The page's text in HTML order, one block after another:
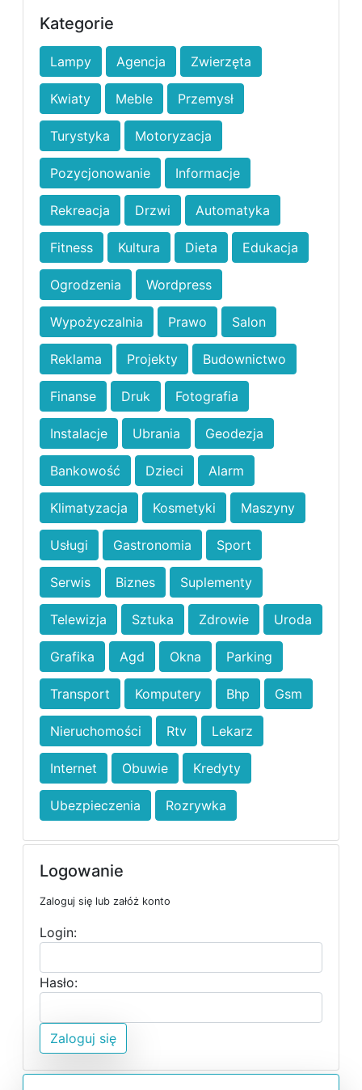
Kategorie
Lampy Agencja Zwierzęta
Kwiaty Meble Przemysł
Turystyka Motoryzacja
Pozycjonowanie Informacje
Rekreacja Drzwi Automatyka
Fitness Kultura Dieta Edukacja
Ogrodzenia Wordpress
Wypożyczalnia Prawo Salon
Reklama Projekty Budownictwo
Finanse Druk Fotografia
Instalacje Ubrania Geodezja
Bankowość Dzieci Alarm
Klimatyzacja Kosmetyki Maszyny
Usługi Gastronomia Sport
Serwis Biznes Suplementy
Telewizja Sztuka Zdrowie Uroda
Grafika Agd Okna Parking
Transport Komputery Bhp Gsm
Nieruchomości Rtv Lekarz
Internet Obuwie Kredyty
Ubezpieczenia Rozrywka
Logowanie
Zaloguj się lub załóż konto
Login:
Hasło:
Zaloguj się